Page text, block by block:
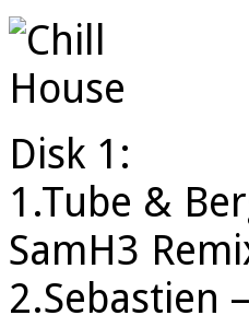
Disk 1:
1.Tube &
SamH3
2.Sebastien